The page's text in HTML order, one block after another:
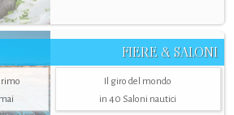
FIERE & SALONI
Il giro del mondo
in 40 Saloni nautici